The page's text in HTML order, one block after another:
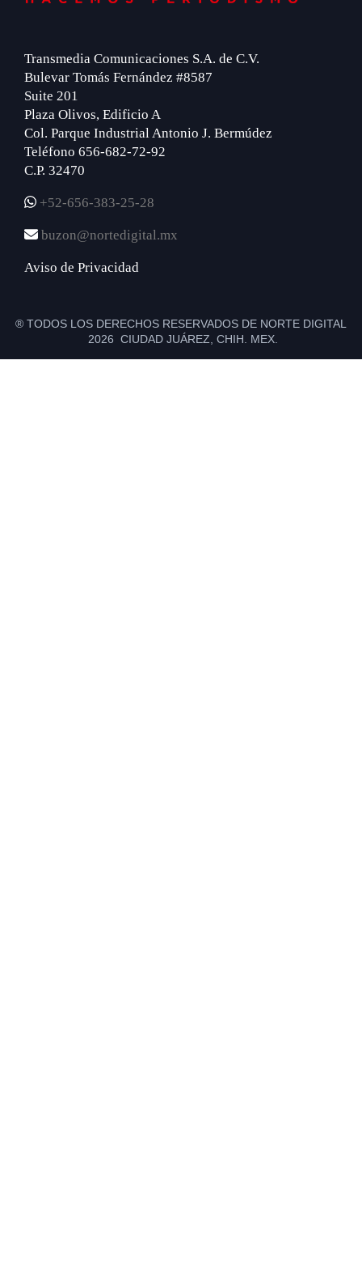
Transmedia Comunicaciones S.A. de C.V.
Bulevar Tomás Fernández #8587
Suite 201
Plaza Olivos, Edificio A
Col. Parque Industrial Antonio J. Bermúdez
Teléfono 656-682-72-92
C.P. 32470
+52-656-383-25-28
buzon@nortedigital.mx
Aviso de Privacidad
® TODOS LOS DERECHOS RESERVADOS DE NORTE DIGITAL
2026 CIUDAD JUÁREZ, CHIH. MEX.